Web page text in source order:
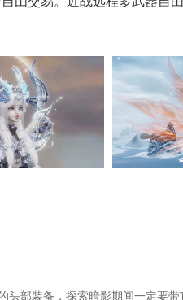
头部装备，探索暗影期间一定要